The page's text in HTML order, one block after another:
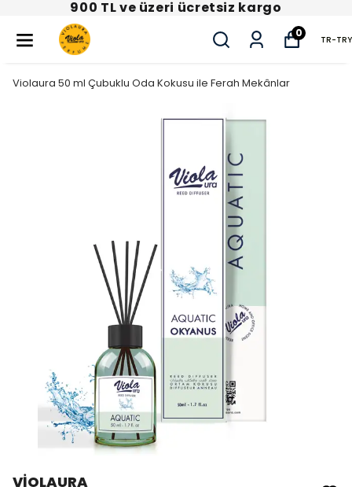
900 TL ve üzeri ücretsiz kargo
0
TR-TRY
Violaura 50 ml Çubuklu Oda Kokusu ile Ferah Mekânlar
VİOLAURA